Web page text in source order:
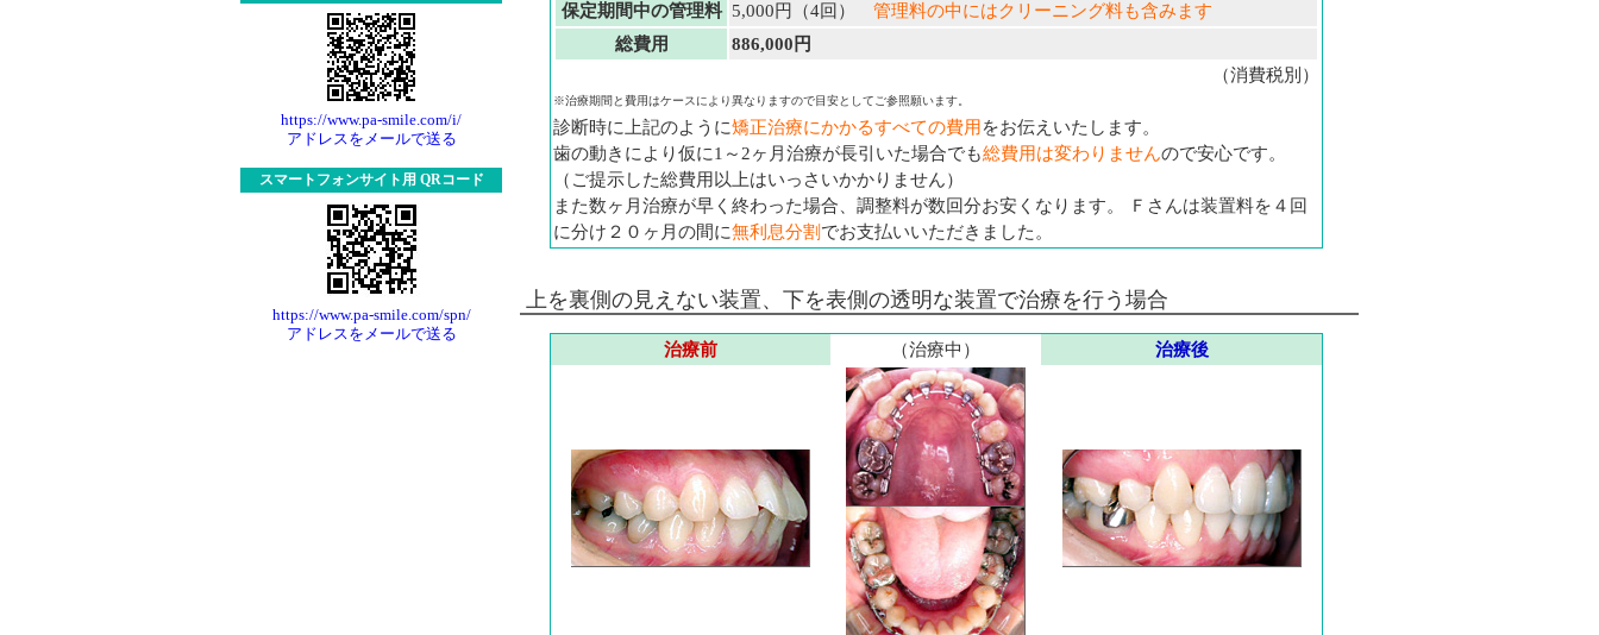
https://www.pa-smile.com/i/
アドレスをメールで送る
スマートフォンサイト用 QRコード
https://www.pa-smile.com/spn/
アドレスをメールで送る
保定期間中の管理料 5,000円（4回） 管理料の中にはクリーニング料も含みます
総費用
886,000円
（消費税別）
※治療期間と費用はケースにより異なりますので目安としてご参照願います。
診断時に上記のように矯正治療にかかるすべての費用 をお伝えいたします。
歯の動きにより仮に1～2ヶ月治療が長引いた場合でも総費用は変わりませんので安心です。
（ご提示した総費用以上はいっさいかかりません）
また数ヶ月治療が早く終わった場合、調整料が数回分お安くなります。 Ｆさんは装置料を４回
に分け２０ヶ月の間に無利息分割 でお支払いいただきました。
上を裏側の見えない装置、下を表側の透明な装置で治療を行う場合
治療前 （治療中） 治療後